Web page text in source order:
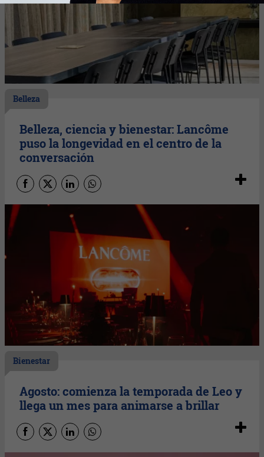
Belleza
Belleza, ciencia y bienestar: Lancôme
puso la longevidad en el centro de la
conversación
Bienestar
Agosto: comienza la temporada de Leo y
llega un mes para animarse a brillar